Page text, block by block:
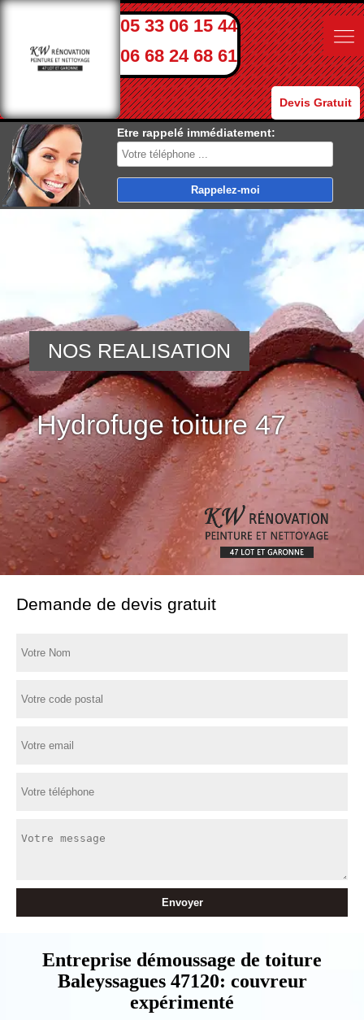
05 33 06 15 44
06 68 24 68 61
Devis Gratuit
Etre rappelé immédiatement:
Hydrofuge toiture 47
NOS REALISATION
Demande de devis gratuit
Entreprise démoussage de toiture
Baleyssagues 47120: couvreur
expérimenté